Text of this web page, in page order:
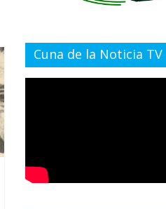
Cuna de la Noticia TV